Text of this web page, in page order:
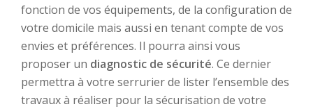
fonction de vos équipements, de la configuration de
votre domicile mais aussi en tenant compte de vos
envies et préférences. Il pourra ainsi vous
proposer un diagnostic de sécurité. Ce dernier
permettra à votre serrurier de lister l’ensemble des
travaux à réaliser pour la sécurisation de votre